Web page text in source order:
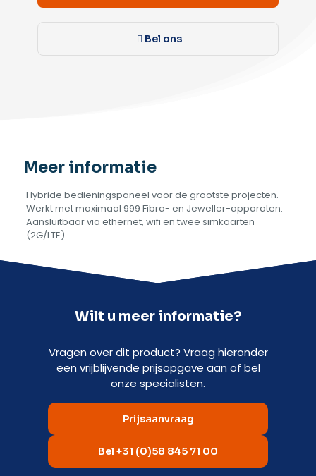
Bel ons
Meer informatie
Hybride bedieningspaneel voor de grootste projecten.
Werkt met maximaal 999 Fibra- en Jeweller-apparaten.
Aansluitbaar via ethernet, wifi en twee simkaarten
(2G/LTE).
Wilt u meer informatie?
Vragen over dit product? Vraag hieronder
een vrijblijvende prijsopgave aan of bel
onze specialisten.
Prijsaanvraag
Bel +31 (0)58 845 71 00